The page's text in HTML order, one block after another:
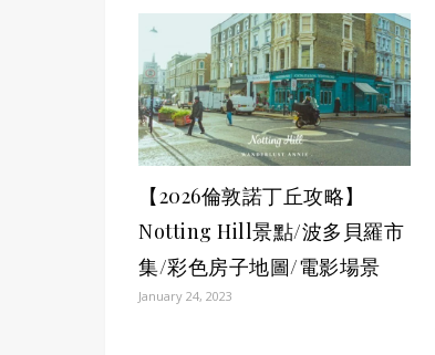
【2026倫敦諾丁丘攻略】
Notting Hill景點/波多貝羅市
集/彩色房子地圖/電影場景
January 24, 2023